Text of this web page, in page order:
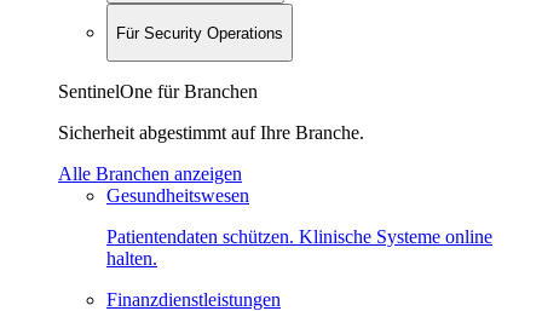
Für Security Operations
SentinelOne für Branchen
Sicherheit abgestimmt auf Ihre Branche.
Alle Branchen anzeigen
Gesundheitswesen
Patientendaten schützen. Klinische Systeme online
halten.
Finanzdienstleistungen